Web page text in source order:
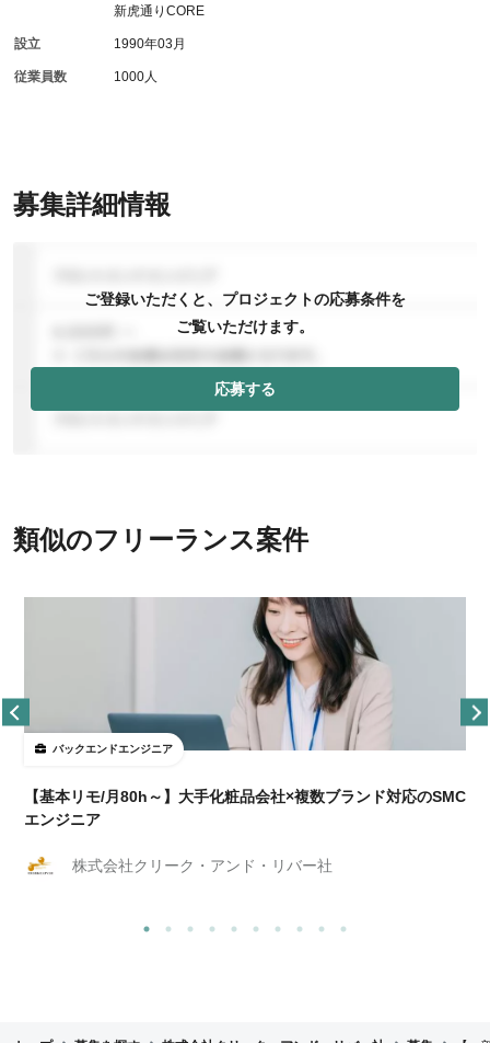
募集詳細情報
ご登録いただくと、プロジェクトの応募条件を
ご覧いただけます。
応募する
新虎通りCORE
設立 1990年03月
従業員数 1000人
類似のフリーランス案件
バックエンドエンジニア
【基本リモ/月80h～】大手化粧品会社×複数ブランド対応のSMC
エンジニア
株式会社クリーク・アンド・リバー社